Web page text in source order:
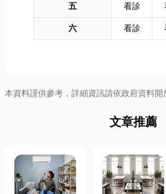
五
看診
六
看診
本資料謹供參考，詳細資訊請依政府資料開
文章推薦